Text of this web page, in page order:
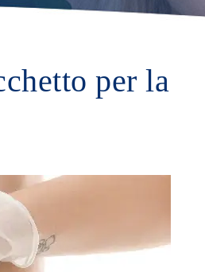
per la